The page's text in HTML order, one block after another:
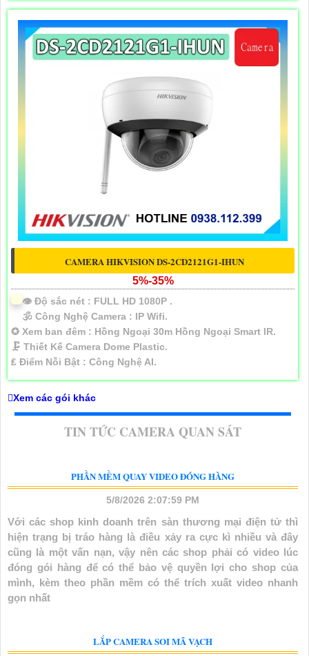
CAMERA HIKVISION DS-2CD2121G1-IHUN
5%-35%
👁 Độ sắc nét :FULL HD 1080P .
🕉️ Công Nghệ Camera :
IP Wifi.
✪ Xem ban đêm :
Hồng Ngoại 30m Hồng Ngoại Smart IR.
🗜️ Thiết Kế Camera
Dome Plastic.
TIN TỨC CAMERA QUAN SÁT